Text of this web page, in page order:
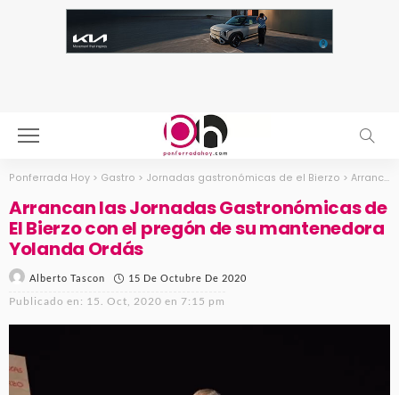
Ponferrada Hoy > Gastro > Jornadas gastronómicas de el Bierzo > Arrancan las Jornadas Gastronómicas de El Bierzo con el pregón de su mantenedora Yolanda Ordás
Arrancan las Jornadas Gastronómicas de
El Bierzo con el pregón de su mantenedora
Yolanda Ordás
Alberto Tascon 15 De Octubre De 2020
Publicado en: 15. Oct, 2020 en 7:15 pm